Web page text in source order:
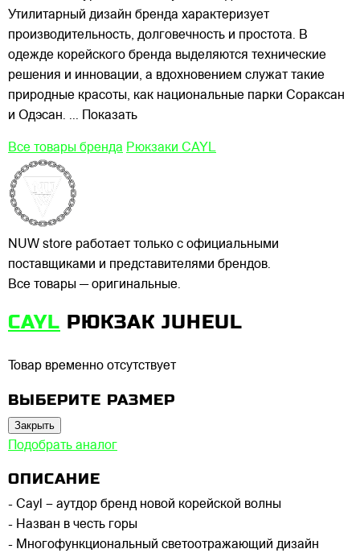
Утилитарный дизайн бренда характеризует
производительность, долговечность и простота. В
одежде корейского бренда выделяются технические
решения и инновации, а вдохновением служат такие
природные красоты, как национальные парки Сораксан
и Одэсан. ... Показать
Все товары бренда Рюкзаки CAYL
NUW store работает только с официальными
поставщиками и представителями брендов.
Все товары — оригинальные.
CAYL РЮКЗАК JUHEUL
Товар временно отсутствует
ВЫБЕРИТЕ РАЗМЕР
Закрыть
Подобрать аналог
ОПИСАНИЕ
- Cayl – аутдор бренд новой корейской волны
- Назван в честь горы
- Многофункциональный светоотражающий дизайн